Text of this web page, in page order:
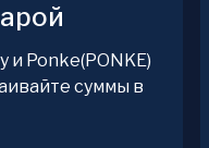
Ponke(PONKE)
суммы в